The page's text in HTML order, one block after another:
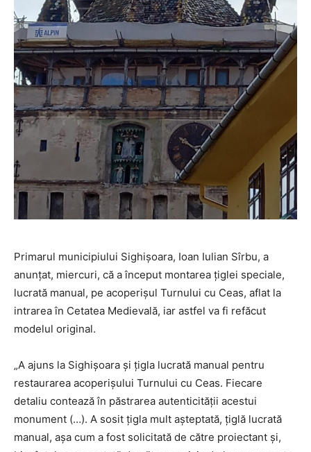
Primarul municipiului Sighişoara, Ioan Iulian Sîrbu, a
anunţat, miercuri, că a început montarea ţiglei speciale,
lucrată manual, pe acoperişul Turnului cu Ceas, aflat la
intrarea în Cetatea Medievală, iar astfel va fi refăcut
modelul original.
„A ajuns la Sighişoara şi ţigla lucrată manual pentru
restaurarea acoperişului Turnului cu Ceas. Fiecare
detaliu contează în păstrarea autenticităţii acestui
monument (…). A sosit ţigla mult aşteptată, ţiglă lucrată
manual, aşa cum a fost solicitată de către proiectant şi,